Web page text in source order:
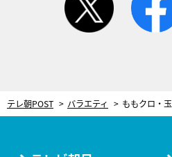
テレ朝POST バラエティ